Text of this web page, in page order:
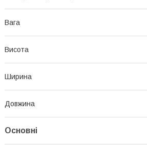
Вага
Висота
Ширина
Довжина
Основні